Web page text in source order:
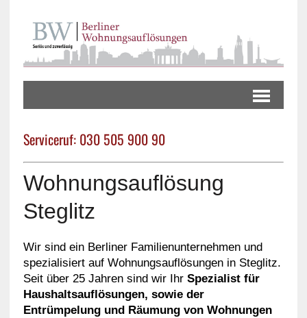
Serviceruf: 030 505 900 90
Wohnungsauflösung
Steglitz
Wir sind ein Berliner Familienunternehmen und
spezialisiert auf Wohnungsauflösungen in Steglitz.
Seit über 25 Jahren sind wir Ihr Spezialist für
Haushaltsauflösungen, sowie der
Entrümpelung und Räumung von Wohnungen